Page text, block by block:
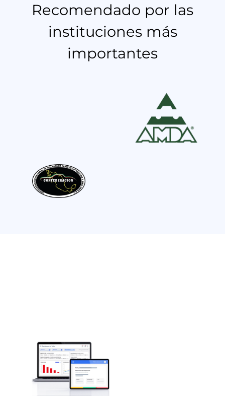
Recomendado por las
instituciones más
importantes